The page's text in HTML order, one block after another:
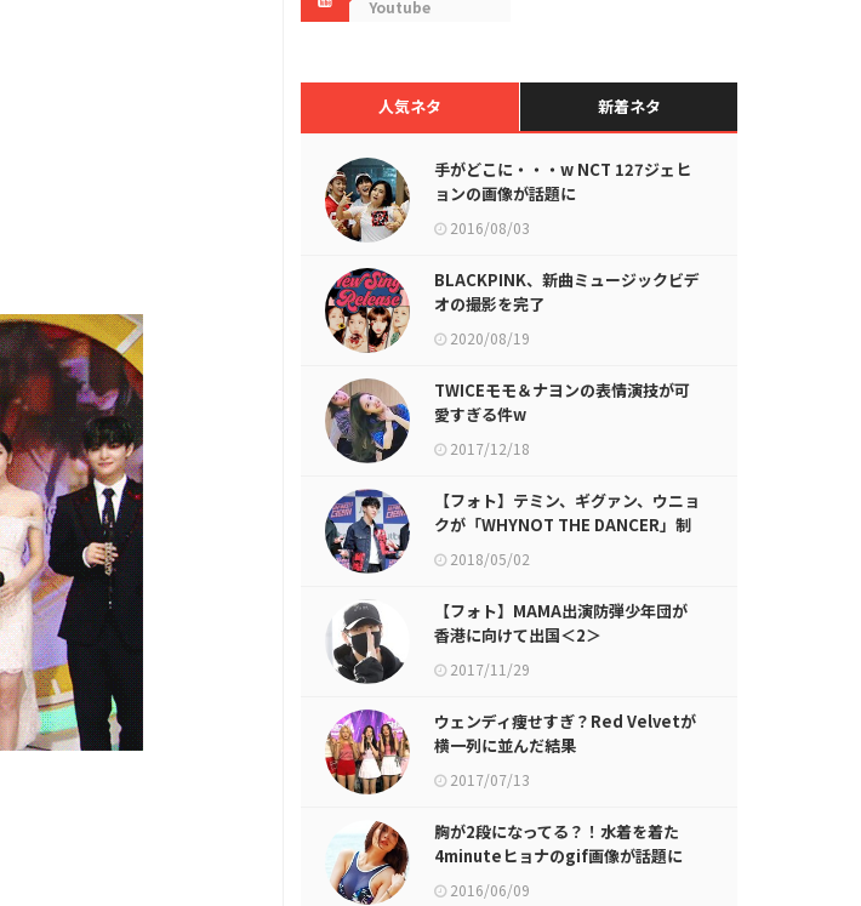
Youtube
人気ネタ 新着ネタ
手がどこに・・・w NCT 127ジェヒ
ョンの画像が話題に
2016/08/03
BLACKPINK、新曲ミュージックビデ
オの撮影を完了
2020/08/19
TWICEモモ＆ナヨンの表情演技が可
愛すぎる件w
2017/12/18
【フォト】テミン、ギグァン、ウニョ
クが「WHYNOT THE DANCER」制
作発表会に登場
2018/05/02
【フォト】MAMA出演防弾少年団が
香港に向けて出国＜2＞
2017/11/29
ウェンディ痩せすぎ？Red Velvetが
横一列に並んだ結果
2017/07/13
胸が2段になってる？！水着を着た
4minuteヒョナのgif画像が話題に
2016/06/09